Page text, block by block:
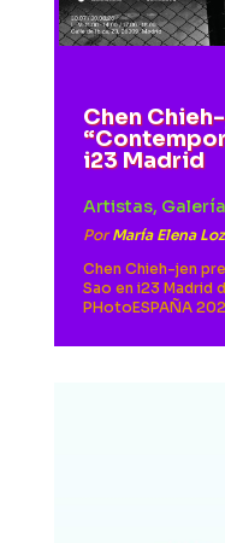
Chen
i23 Madrid
Artistas,
PorMaría Elena
Chen Chieh-jen
Sao en i23 Madrid
PHotoESPAÑA